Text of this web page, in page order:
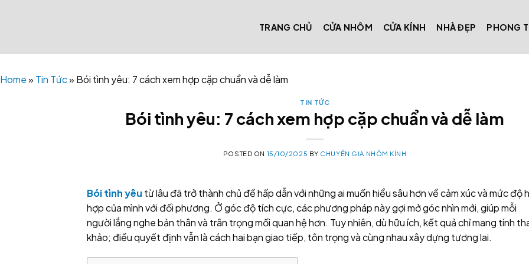
TRANG CHỦ CỬA NHÔM CỬA KÍNH NHÀ ĐẸP PHONG
Home» Tin Tức» Bói tình yêu: 7 cách xem hợp cặp chuẩn và dễ làm
TIN TỨC
Bói tình yêu: 7 cách xem hợp cặp chuẩn và dễ làm
POSTED ON 15/10/2025 BY CHUYÊN GIA NHÔM KÍNH
Bói tình yêu từ lâu đã trở thành chủ đề hấp dẫn với những ai muốn hiểu sâu hơn về cảm xúc và mức độ
hợp của mình với đối phương. Ở góc độ tích cực, các phương pháp này gợi mở góc nhìn mới, giúp mỗi
người lắng nghe bản thân và trân trọng mối quan hệ hơn. Tuy nhiên, dù hữu ích, kết quả chỉ mang tính
khảo; điều quyết định vẫn là cách hai bạn giao tiếp, tôn trọng và cùng nhau xây dựng tương lai.